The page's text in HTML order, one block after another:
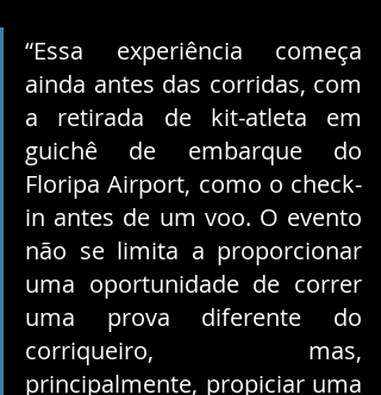
“Essa experiência começa
ainda antes das corridas, com
a retirada de kit-atleta em
guichê de embarque do
Floripa Airport, como o check-
in antes de um voo. O evento
não se limita a proporcionar
uma oportunidade de correr
uma prova diferente do
corriqueiro, mas,
principalmente, propiciar uma